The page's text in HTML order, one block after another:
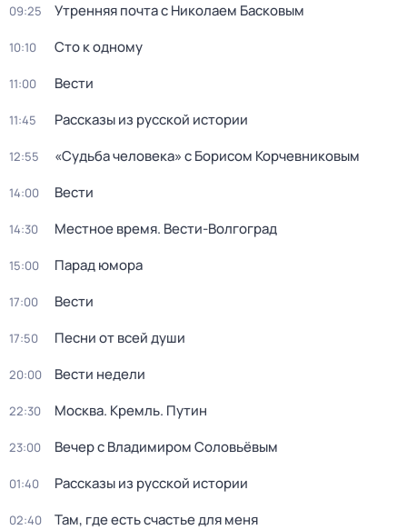
09:25 Утренняя почта с Николаем Басковым
10:10 Сто к одному
11:00 Вести
11:45 Рассказы из русской истории
12:55 «Судьба человека» с Борисом Корчевниковым
14:00 Вести
14:30 Местное время. Вести-Волгоград
15:00 Парад юмора
17:00 Вести
17:50 Песни от всей души
20:00 Вести недели
22:30 Москва. Кремль. Путин
23:00 Вечер с Владимиром Соловьёвым
01:40 Рассказы из русской истории
02:40 Там, где есть счастье для меня